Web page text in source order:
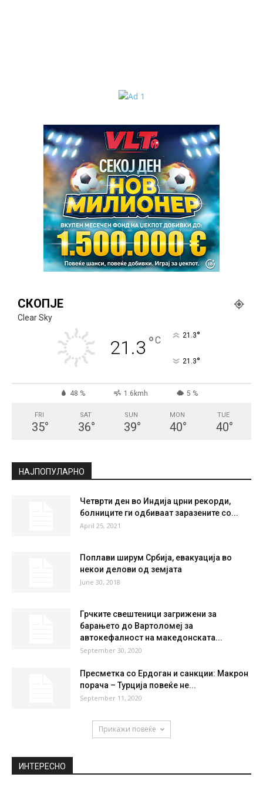
СКОПЈЕ
Clear Sky
21.3 °C 21.3°
21.3°
48 % 1.6kmh 5 %
FRI
35°
SAT
36°
SUN
39°
MON
40°
TUE
40°
НАЈПОПУЛАРНО
Четврти ден во Индија црни рекорди,
болниците ги одбиваат заразените со...
April 25, 2021
Поплави ширум Србија, евакуација во
некои делови од земјата
June 30, 2018
Грчките свештеници загрижени за
барањето до Вартоломеј за
автокефалност на македонската...
September 30, 2020
Пресметка со Ердоган и санкции: Макрон
порача – Турција повеќе не...
September 11, 2020
Прикажи повеќе
ИНТЕРЕСНО